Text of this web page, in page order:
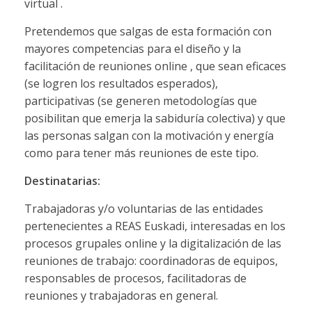
virtual .
Pretendemos que salgas de esta formación con
mayores competencias para el diseño y la
facilitación de reuniones online , que sean eficaces
(se logren los resultados esperados),
participativas (se generen metodologías que
posibilitan que emerja la sabiduría colectiva) y que
las personas salgan con la motivación y energía
como para tener más reuniones de este tipo.
Destinatarias:
Trabajadoras y/o voluntarias de las entidades
pertenecientes a REAS Euskadi, interesadas en los
procesos grupales online y la digitalización de las
reuniones de trabajo: coordinadoras de equipos,
responsables de procesos, facilitadoras de
reuniones y trabajadoras en general.